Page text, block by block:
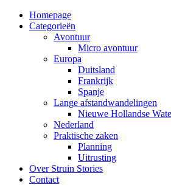
Homepage
Categorieën
Avontuur
Micro avontuur
Europa
Duitsland
Frankrijk
Spanje
Lange afstandwandelingen
Nieuwe Hollandse
Nederland
Praktische zaken
Planning
Uitrusting
Over Struin Stories
Contact